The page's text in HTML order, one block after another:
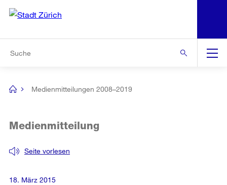
Navigation
[no
Medienmitteilungen 2008–2019
Seite vorlesen
Medienmitteilung
18. März 2015